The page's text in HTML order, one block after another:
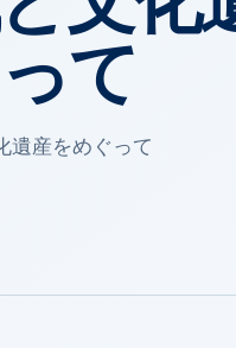
て
遺産をめぐって